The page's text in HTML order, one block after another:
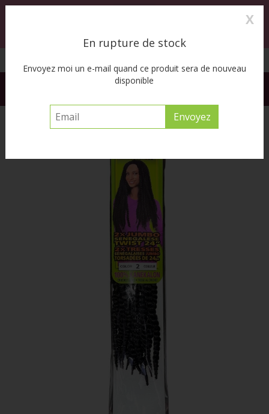
0
FREE SHIPPING ACROSS CANADA on orders of $55 or more
En rupture de stock
Envoyez moi un e-mail quand ce produit sera de nouveau
disponible
X